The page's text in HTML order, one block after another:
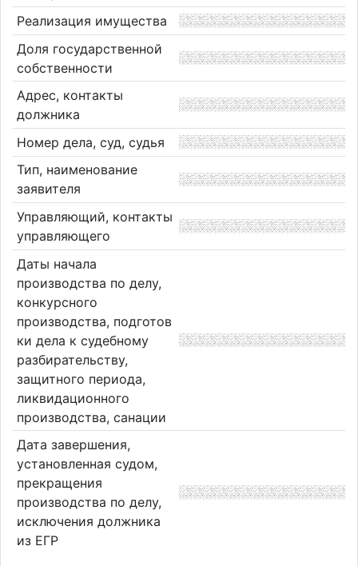
Реализация имущества
Доля государственной
собственности
Адрес, контакты
должника
Номер дела, суд, судья
Тип, наименование
заявителя
Управляющий, контакты
управляющего
Даты начала
производства по делу,
конкурсного
производства, подготов
ки дела к судебному
разбирательству,
защитного периода,
ликвидационного
производства, санации
Дата завершения,
установленная судом,
прекращения
производства по делу,
исключения должника
из ЕГР